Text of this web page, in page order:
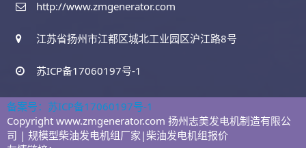
http://www.zmgenerator.com
江苏省扬州市江都区城北工业园区沪江路8号
苏ICP备17060197号-1
备案号：苏ICP备17060197号-1
Copyright www.zmgenerator.com 扬州志美发电机制造有限公
司 | 规模型柴油发电机组厂家|柴油发电机组报价